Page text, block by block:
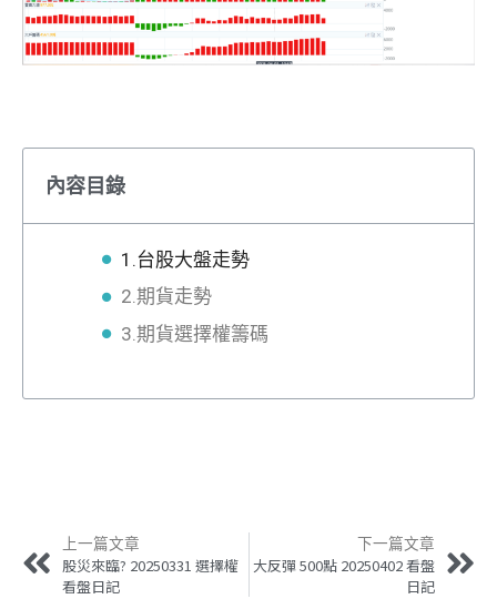
內容目錄
1.台股大盤走勢
2.期貨走勢
3.期貨選擇權籌碼
上一篇文章
股災來臨? 20250331 選擇權
看盤日記
下一篇文章
大反彈 500點 20250402 看盤
日記